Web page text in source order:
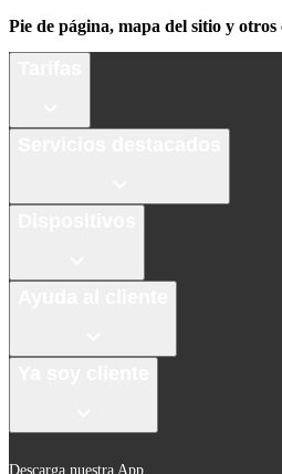
Pie de página, mapa del sitio y otros
Descarga nuestra App